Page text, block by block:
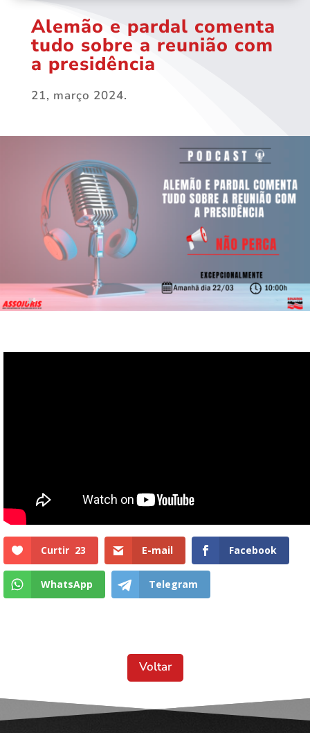
Alemão e pardal comenta
tudo sobre a reunião com
a presidência
21, março 2024.
Curtir 23 E-mail Facebook
WhatsApp Telegram
Voltar